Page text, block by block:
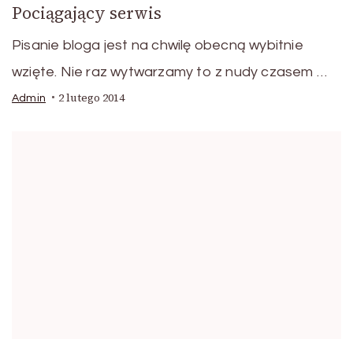
Pociągający serwis
Pisanie bloga jest na chwilę obecną wybitnie
wzięte. Nie raz wytwarzamy to z nudy czasem …
Admin 2 lutego 2014